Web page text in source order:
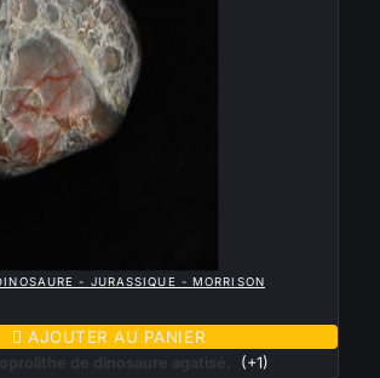
- JURASSIQUE - MORRISON
 AJOUTER AU PANIER
de dinosaure agatisé. (+1)